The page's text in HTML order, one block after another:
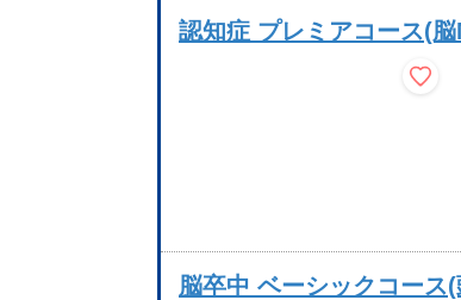
認知症 プレミアコース(
脳卒中 ベーシックコース